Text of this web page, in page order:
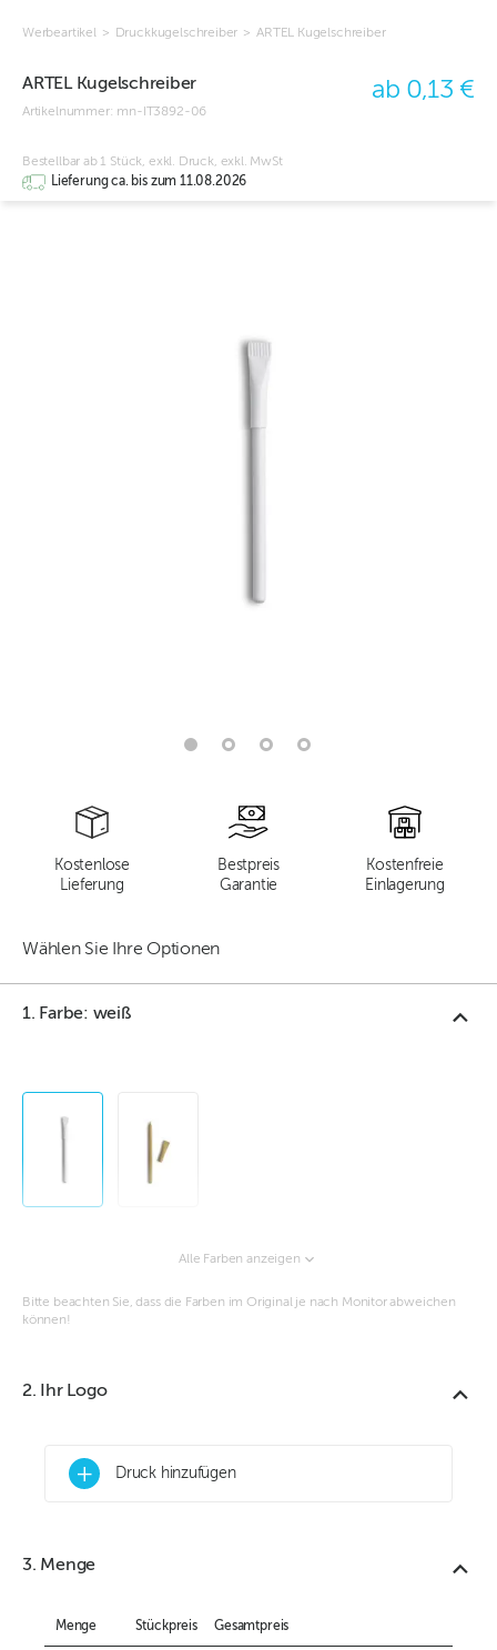
Werbeartikel > Druckkugelschreiber > ARTEL Kugelschreiber
ARTEL Kugelschreiber
Artikelnummer: mn-IT3892-06
ab 0,13 €
Bestellbar ab 1 Stück, exkl. Druck, exkl. MwSt
Lieferung ca. bis zum 11.08.2026
Kostenlose
Lieferung
Bestpreis
Garantie
Kostenfreie
Einlagerung
Wählen Sie Ihre Optionen
1. Farbe: weiß
Alle Farben anzeigen
Bitte beachten Sie, dass die Farben im Original je nach Monitor abweichen
können!
2. Ihr Logo
+ Druck hinzufügen
3. Menge
Menge Stückpreis Gesamtpreis